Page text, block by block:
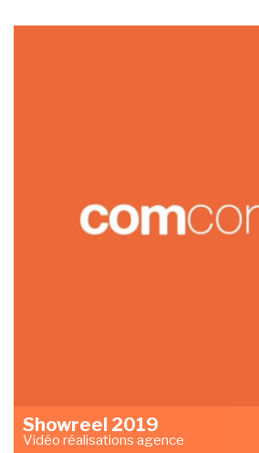
Showreel 2019
Vidéo réalisations agence